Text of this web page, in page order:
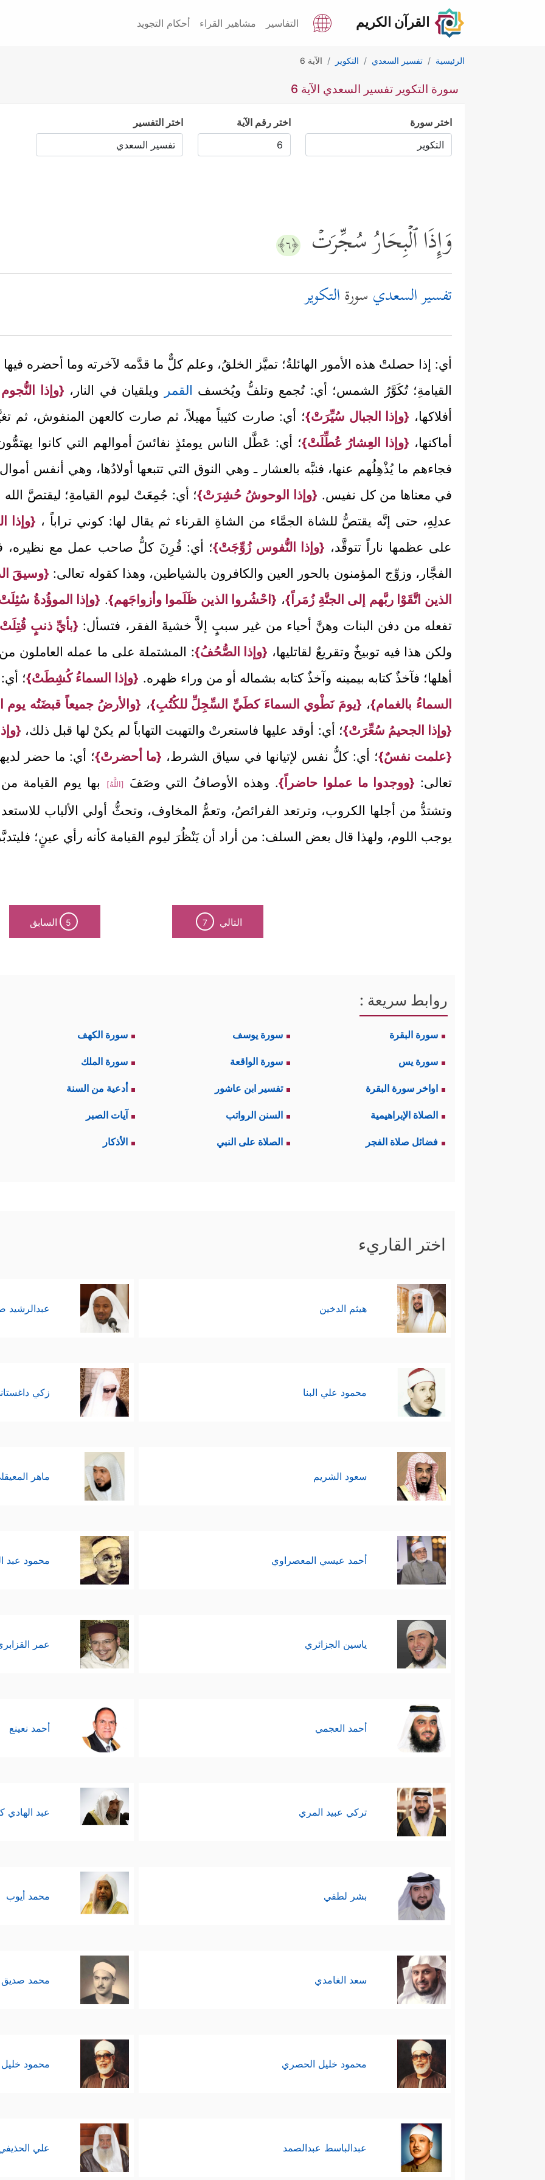
القرآن الكريم التفاسير مشاهير القراء أحكام التجويد
الرئيسية تفسير السعدي التكوير الآية 6
سورة التكوير تفسير السعدي الآية 6
اختر سورة اختر رقم الآية اختر التفسير
وَإِذَا ٱلۡبِحَارُ سُجِّرَتۡ ﴿٦﴾
تفسير السعدي سورةالتكوير
أي: إذا حصلتْ هذه الأمور الهائلةُ؛ تميَّز الخلقُ، وعلم كلٌّ ما قدَّمه لآخرته وما أحضره
القيامةِ؛ تُكَوَّرُ الشمس؛ أي: تُجمع وتلفُّ ويُخسف القمر ويلقيان في النار، {وإذا
أفلاكها، {وإذا الجبال سُيِّرَتْ}؛ أي: صارت كثيباً مهيلاً، ثم صارت كالعهن المنفوش، ثم
أماكنها، {وإذا العِشارُ عُطِّلَتْ}؛ أي: عَطَّل الناس يومئذٍ نفائسَ أموالهم التي كانوا
فجاءهم ما يُذْهِلُهم عنها، فنبَّه بالعشار ـ وهي النوق التي تتبعها أولادُها، وهي أنفس
في معناها من كل نفيس. {وإذا الوحوشُ حُشِرَتْ}؛ أي: جُمِعَتْ ليوم القيامةِ؛ ليقتصَّ
عدلِهِ، حتى إنَّه يقتصُّ للشاة الجمَّاء من الشاةِ القرناء ثم يقال لها: كوني تراباً ، {وإذا
على عظمها ناراً تتوقَّد، {وإذا النُّفوس زُوِّجَتْ}؛ أي: قُرِنَ كلُّ صاحب عمل مع نظيره،
الفجَّار، وزوِّج المؤمنون بالحور العين والكافرون بالشياطين، وهذا كقوله تعالى: {وسيقَ
الذين اتَّقَوْا ربَّهم إلى الجنَّةِ زُمَراً}، {احْشُروا الذين ظَلَموا وأزواجَهم}. {وإذا الموؤُدةُ
تفعله من دفن البنات وهنَّ أحياء من غير سببٍ إلاَّ خشيةَ الفقر، فتسأل: {بأيِّ ذنبٍ
ولكن هذا فيه توبيخٌ وتقريعٌ لقاتليها، {وإذا الصُّحُفُ}: المشتملة على ما عمله العاملون
أهلها؛ فآخذٌ كتابه بيمينه وآخذٌ كتابه بشماله أو من وراء ظهره. {وإذا السماءُ كُشِطَتْ}؛
السماءُ بالغمام}، {يومَ نَطْوي السماءَ كطَيِّ السِّجِلِّ للكُتُبِ}، {والأرضُ جميعاً قبضَتُه يوم
{وإذا الجحيمُ سُعِّرَتْ}؛ أي: أوقد عليها فاستعرتْ والتهبت التهاباً لم يكنْ لها قبل ذلك،
{علمت نفسٌ}؛ أي: كلُّ نفس لإتيانها في سياق الشرط، {ما أحضرتْ}؛ أي: ما حضر
تعالى: {ووجدوا ما عملوا حاضراً}. وهذه الأوصافُ التي وصَفَ [اللَّهُ]
بها يوم القيامة
وتشتدُّ من أجلها الكروب، وترتعد الفرائصُ، وتعمُّ المخاوف، وتحثُّ أولي الألباب
يوجب اللوم، ولهذا قال بعض السلف: من أراد أن يَنْظُرَ ليوم القيامة كأنه رأي عينٍ؛
التالي 7
5 السابق
روابط سريعة :
سورة البقرة سورة يوسف سورة الكهف
سورة يس سورة الواقعة سورة الملك
اواخر سورة البقرة تفسير ابن عاشور أدعية من السنة
الصلاة الإبراهيمية السنن الرواتب آيات الصبر
فضائل صلاة الفجر الصلاة على النبي الأذكار
اختر القاريء
هيثم الدخين عبدالرشيد
محمود علي البنا زكي
سعود الشريم ماهر
أحمد عيسي المعصراوي محمود عبد
ياسين الجزائري عمر
أحمد العجمي أحمد نعينع
تركي عبيد المري عبد الهادي
بشر لطفي محمد أيوب
سعد الغامدي محمد صديق
محمود خليل الحصري محمود
عبدالباسط عبدالصمد علي